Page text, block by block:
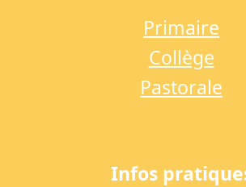
Primaire
Collège
Pastorale
Infos